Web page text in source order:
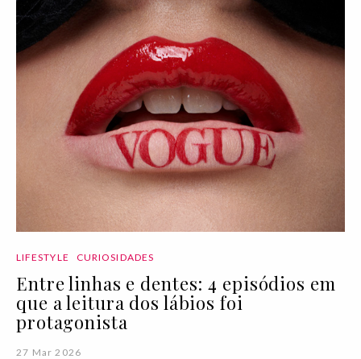
LIFESTYLE CURIOSIDADES
Entre linhas e dentes: 4 episódios em
que a leitura dos lábios foi
protagonista
27 Mar 2026